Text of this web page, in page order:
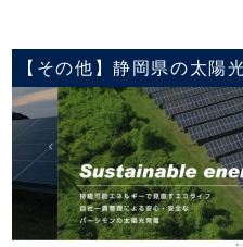
【その他】静岡県の太陽